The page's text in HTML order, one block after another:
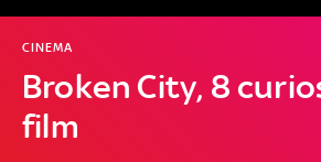
Broken City, 8
film
CINEMA